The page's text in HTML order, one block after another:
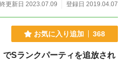
更新日 2023.07.09 登録日 2019.04.07
お気に入り追加 368
Sランクパーティを追放され